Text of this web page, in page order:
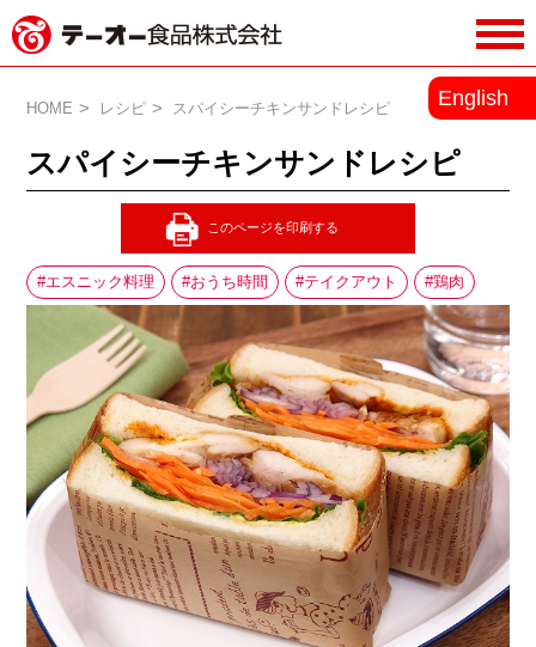
ー食品株式会社
English
HOME レシピ スパイシーチキンサンドレシピ
スパイシーチキンサンドレシピ
エスニック料理 おうち時間 テイクアウト 鶏肉